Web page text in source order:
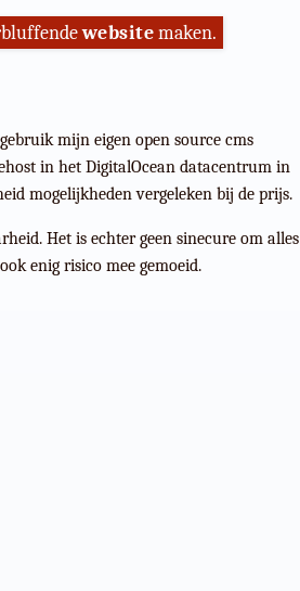
websitemaken.
mijn eigen open source cms
in het DigitalOcean datacentrum in
mogelijkheden vergeleken bij de prijs.
Het is echter geen sinecure om alles
enig risico mee gemoeid.